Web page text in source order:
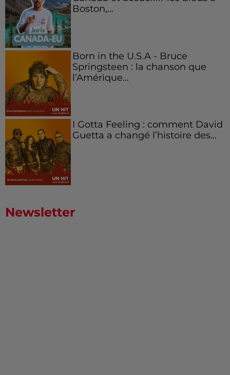
Boston,...
Born in the U.S.A - Bruce
Springsteen : la chanson que
l’Amérique...
I Gotta Feeling : comment David
Guetta a changé l’histoire des...
Newsletter